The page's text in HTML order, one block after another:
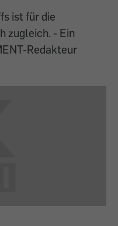
ist für die
zugleich. - Ein
Redakteur